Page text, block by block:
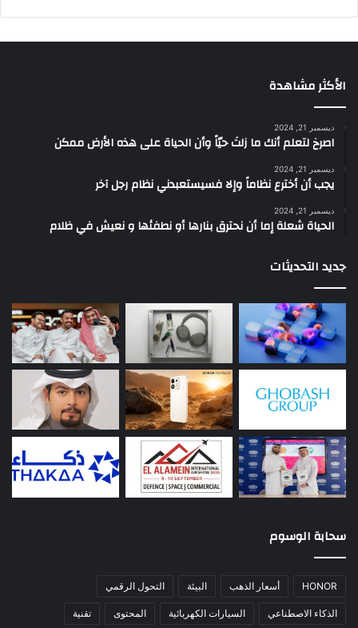
الأكثر مشاهدة
ديسمبر 21, 2024
‫اصرخ لتعلم أنك ما زلتَ حيّاً وأن الحياة على هذه الأرض ممكن
ديسمبر 21, 2024
يجب أن أخترع نظاماً وإلا فسيستعبدني نظام رجل آخر
ديسمبر 21, 2024
الحياة شعلة إما أن نحترق بنارها أو نطفئها و نعيش في ظلام
جديد التحديثات
سحابة الوسوم
HONOR أسعار الذهب البيئة التحول الرقمي
الذكاء الاصطناعي السيارات الكهربائية المحتوى تقنية